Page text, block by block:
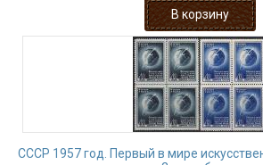
СССР 1957 год. Первый в мире